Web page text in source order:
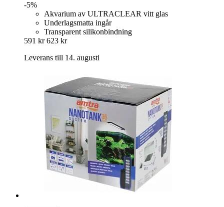
-5%
Akvarium av ULTRACLEAR vitt glas
Underlagsmatta ingår
Transparent silikonbindning
591 kr 623 kr
Leverans till 14. augusti